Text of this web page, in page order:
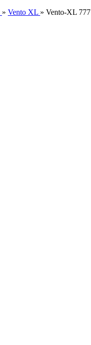
» Vento XL » Vento-XL 777